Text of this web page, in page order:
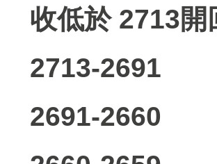
收低於 2713開
2713-2691
2691-2660